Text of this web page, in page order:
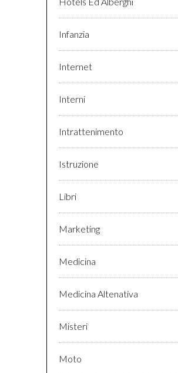
Infanzia
Internet
Interni
Intrattenimento
Istruzione
Libri
Marketing
Medicina
Medicina Altenativa
Misteri
Moto